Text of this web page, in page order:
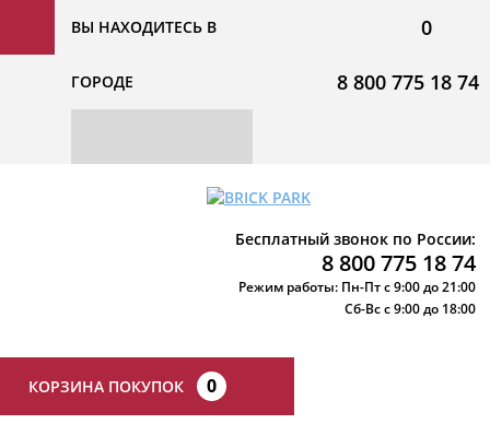
ВЫ НАХОДИТЕСЬ В
ГОРОДЕ
0
8 800 775 18 74
Бесплатный звонок по России:
8 800 775 18 74
Режим работы: Пн-Пт с 9:00 до 21:00
Сб-Вс с 9:00 до 18:00
КОРЗИНА ПОКУПОК 0